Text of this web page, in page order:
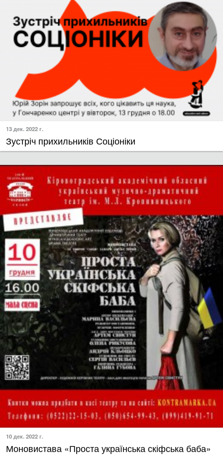
13 дек. 2022 г.
​Зустріч прихильників Соціоніки
10 дек. 2022 г.
Моновистава «Проста українська скіфська баба»